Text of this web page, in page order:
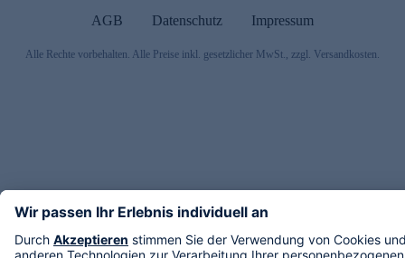
AGB Datenschutz Impressum
Alle Rechte vorbehalten. Alle Preise inkl. gesetzlicher MwSt., zzgl. Versandkosten.